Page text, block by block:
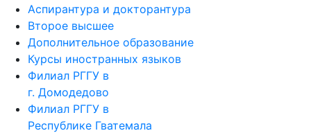
Аспирантура и докторантура
Второе высшее
Дополнительное образование
Курсы иностранных языков
Филиал РГГУ в
г. Домодедово
Филиал РГГУ в
Республике Гватемала